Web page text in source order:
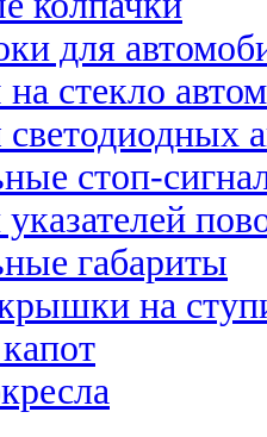
для
стекло
стоп-
габариты
на